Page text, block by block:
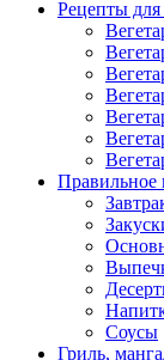
Рецепты для
Правильное
Соусы
Гриль,